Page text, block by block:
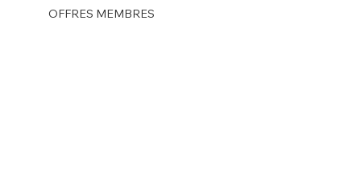
OFFRES MEMBRES